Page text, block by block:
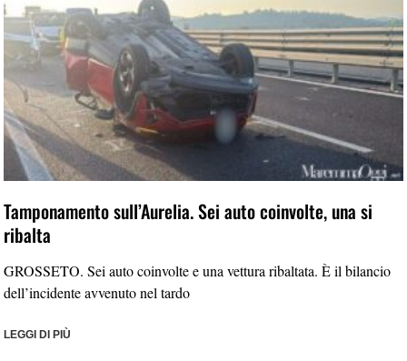
Tamponamento sull’Aurelia. Sei auto coinvolte, una si
ribalta
GROSSETO. Sei auto coinvolte e una vettura ribaltata. È il bilancio
dell’incidente avvenuto nel tardo
LEGGI DI PIÙ